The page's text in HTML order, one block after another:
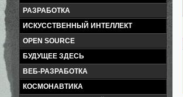
РАЗРАБОТКА
ИСКУССТВЕННЫЙ ИНТЕЛЛЕКТ
OPEN SOURCE
БУДУЩЕЕ ЗДЕСЬ
ВЕБ-РАЗРАБОТКА
КОСМОНАВТИКА